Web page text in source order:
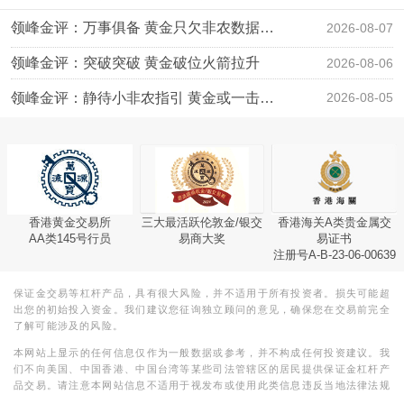
领峰金评：万事俱备 黄金只欠非农数据“东风” 2026-08-07
领峰金评：突破突破 黄金破位火箭拉升 2026-08-06
领峰金评：静待小非农指引 黄金或一击破局 2026-08-05
香港黄金交易所
AA类145号行员
三大最活跃伦敦金/银交
易商大奖
香港海关A类贵金属交
易证书
注册号A-B-23-06-00639
保证金交易等杠杆产品，具有很大风险，并不适用于所有投资者。损失可能超
出您的初始投入资金。我们建议您征询独立顾问的意见，确保您在交易前完全
了解可能涉及的风险。
本网站上显示的任何信息仅作为一般数据或参考，并不构成任何投资建议。我
们不向美国、中国香港、中国台湾等某些司法管辖区的居民提供保证金杠杆产
品交易。请注意本网站信息不适用于视发布或使用此类信息违反当地法律法规